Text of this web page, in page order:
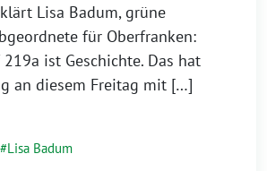
Lisa Badum, grüne
für Oberfranken:
219a ist Geschichte. Das hat
an diesem Freitag mit […]
Lisa Badum